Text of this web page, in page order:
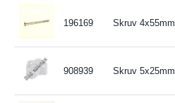
196169 Skruv 4x55mm
908939 Skruv 5x25mm